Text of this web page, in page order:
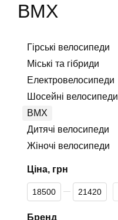
BMX
Гірські велосипеди
Міські та гібриди
Електровелосипеди
Шосейні велосипеди
BMX
Дитячі велосипеди
Жіночі велосипеди
Ціна, грн
Від Ціна, грн
До Ціна, грн
Бренд